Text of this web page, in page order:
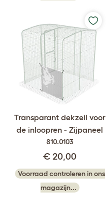
Transparant dekzeil voor
de inloopren - Zijpaneel
810.0103
€ 20,00
Voorraad controleren in ons
magazijn...